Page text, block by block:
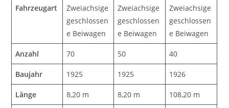
Fahrzeugart
Zweiachsige
geschlossen
e Beiwagen
Zweiachsige
geschlossen
e Beiwagen
Zweiachsige
geschlossen
e Beiwagen
Anzahl 70 50 40
Baujahr 1925 1925 1926
Länge 8,20 m 8,20 m 108,20 m